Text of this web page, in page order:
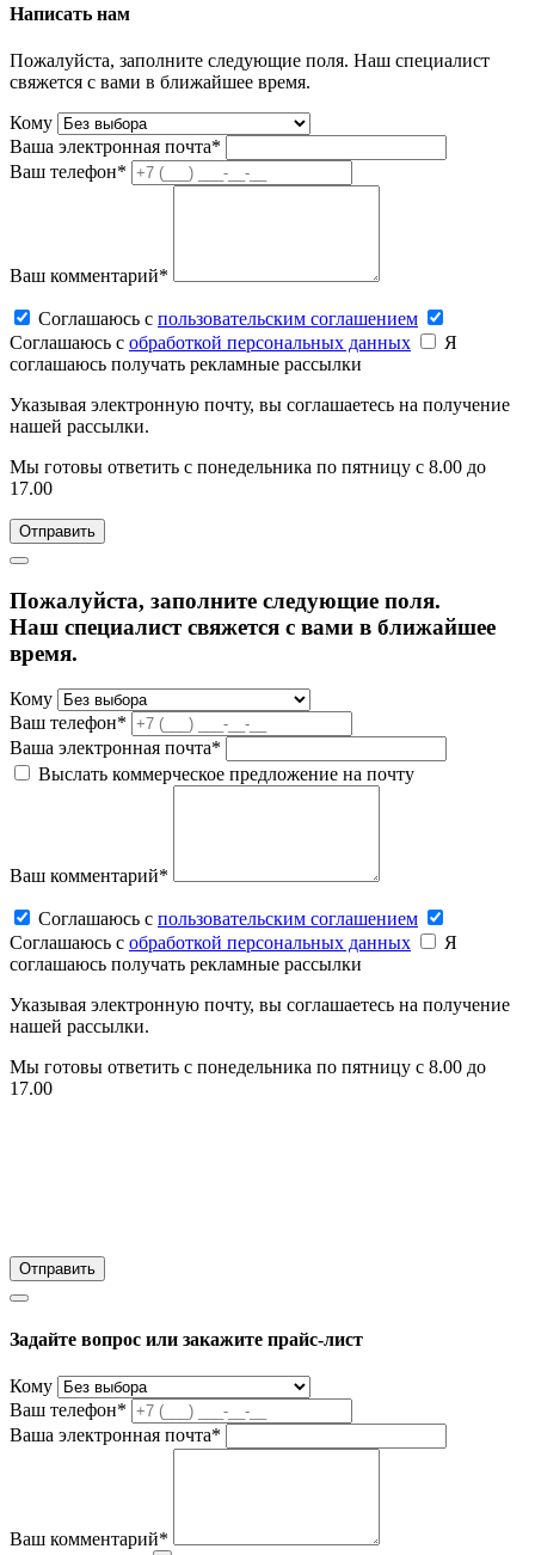
Написать нам
Пожалуйста, заполните следующие поля. Наш специалист
свяжется с вами в ближайшее время.
Кому
Ваша электронная почта*
Ваш телефон*
Ваш комментарий*
Соглашаюсь c пользовательским соглашением
Соглашаюсь c обработкой персональных данных
Я
соглашаюсь получать рекламные рассылки
Указывая электронную почту, вы соглашаетесь на получение
нашей рассылки.
Мы готовы ответить с понедельника по пятницу с 8.00 до
17.00
Пожалуйста, заполните следующие поля.
Наш специалист свяжется с вами в ближайшее
время.
Кому
Ваш телефон*
Ваша электронная почта*
Выслать коммерческое предложение на почту
Ваш комментарий*
Соглашаюсь c пользовательским соглашением
Соглашаюсь c обработкой персональных данных
Я
соглашаюсь получать рекламные рассылки
Указывая электронную почту, вы соглашаетесь на получение
нашей рассылки.
Мы готовы ответить с понедельника по пятницу с 8.00 до
17.00
Задайте вопрос или закажите прайс-лист
Кому
Ваш телефон*
Ваша электронная почта*
Ваш комментарий*